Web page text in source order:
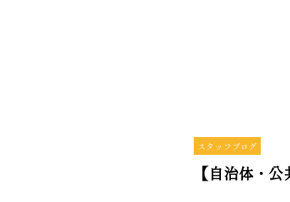
スタッフブログ
【自治体・